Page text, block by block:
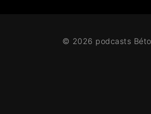
© 2026 podcasts